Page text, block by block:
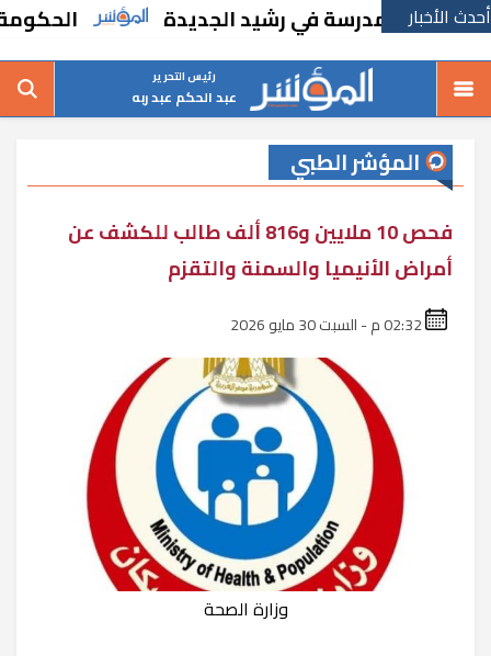
أحدث الأخبارمدرسة في رشيد الجديدة الحكومة تقر
رئيس التحرير
عبد الحكم عبد ربه
المؤشر الطبي
فحص 10 ملايين و816 ألف طالب للكشف عن
أمراض الأنيميا والسمنة والتقزم
وزارة الصحة